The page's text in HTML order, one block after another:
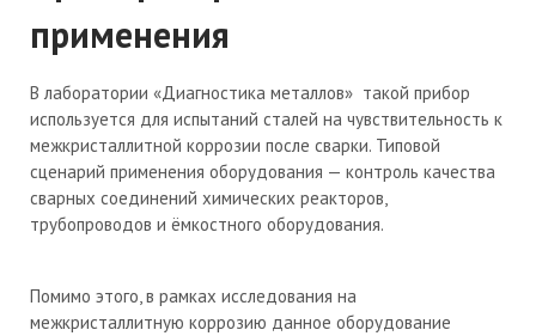
применения
В лаборатории «Диагностика металлов» такой прибор
используется для испытаний сталей на чувствительность к
межкристаллитной коррозии после сварки. Типовой
сценарий применения оборудования — контроль качества
сварных соединений химических реакторов,
трубопроводов и ёмкостного оборудования.
Помимо этого, в рамках исследования на
межкристаллитную коррозию данное оборудование